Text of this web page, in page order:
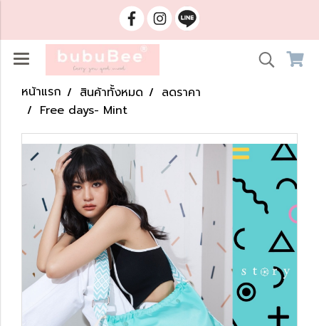
หน้าแรก สินค้าทั้งหมด
ลดราคา
Free days- Mint